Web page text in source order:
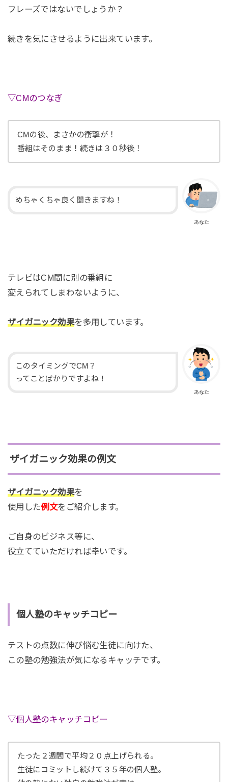
フレーズではないでしょうか？
続きを気にさせるように出来ています。
▽CMのつなぎ
CMの後、まさかの衝撃が！
番組はそのまま！続きは３０秒後！
あなた
めちゃくちゃ良く聞きますね！
テレビはCM間に別の番組に
変えられてしまわないように、
ザイガニック効果を多用しています。
あなた
このタイミングでCM？
ってことばかりですよね！
ザイガニック効果の例文
ザイガニック効果を
使用した例文をご紹介します。
ご自身のビジネス等に、
役立てていただければ幸いです。
個人塾のキャッチコピー
テストの点数に伸び悩む生徒に向けた、
この塾の勉強法が気になるキャッチです。
▽個人塾のキャッチコピー
たった２週間で平均２０点上げられる。
生徒にコミットし続けて３５年の個人塾。